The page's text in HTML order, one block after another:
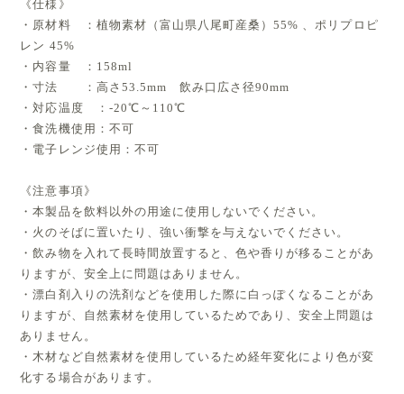
《仕様》
・原材料 ：植物素材（富山県八尾町産桑）55% 、ポリプロピ
レン 45%
・内容量 ：158ml
・寸法 ：高さ53.5mm 飲み口広さ径90mm
・対応温度 ：-20℃～110℃
・食洗機使用：不可
・電子レンジ使用：不可
《注意事項》
・本製品を飲料以外の用途に使用しないでください。
・火のそばに置いたり、強い衝撃を与えないでください。
・飲み物を入れて長時間放置すると、色や香りが移ることがあ
りますが、安全上に問題はありません。
・漂白剤入りの洗剤などを使用した際に白っぽくなることがあ
りますが、自然素材を使用しているためであり、安全上問題は
ありません。
・木材など自然素材を使用しているため経年変化により色が変
化する場合があります。